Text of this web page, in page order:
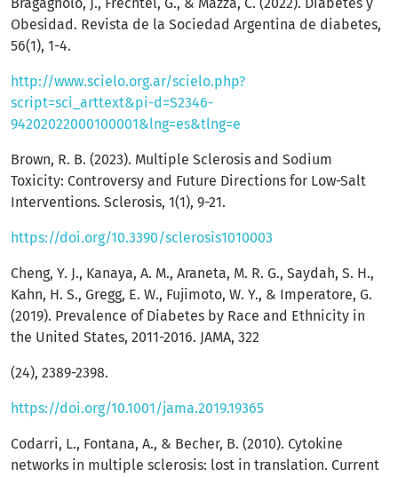
Bragagnolo, J., Frechtel, G., & Mazza, C. (2022). Diabetes y
Obesidad. Revista de la Sociedad Argentina de diabetes,
56(1), 1-4.
http://www.scielo.org.ar/scielo.php?
script=sci_arttext&pi-d=S2346-
94202022000100001&lng=es&tlng=e
Brown, R. B. (2023). Multiple Sclerosis and Sodium
Toxicity: Controversy and Future Directions for Low-Salt
Interventions. Sclerosis, 1(1), 9-21.
https://doi.org/10.3390/sclerosis1010003
Cheng, Y. J., Kanaya, A. M., Araneta, M. R. G., Saydah, S. H.,
Kahn, H. S., Gregg, E. W., Fujimoto, W. Y., & Imperatore, G.
(2019). Prevalence of Diabetes by Race and Ethnicity in
the United States, 2011-2016. JAMA, 322
(24), 2389-2398.
https://doi.org/10.1001/jama.2019.19365
Codarri, L., Fontana, A., & Becher, B. (2010). Cytokine
networks in multiple sclerosis: lost in translation. Current